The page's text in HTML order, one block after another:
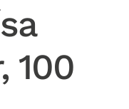
100